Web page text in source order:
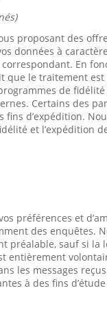
proposant des
données à
En
le traitement
de
Certains des
d’expédition.
et l’expédition
préférences et
des enquêtes.
sauf si la
les messages
à des fins d’étude